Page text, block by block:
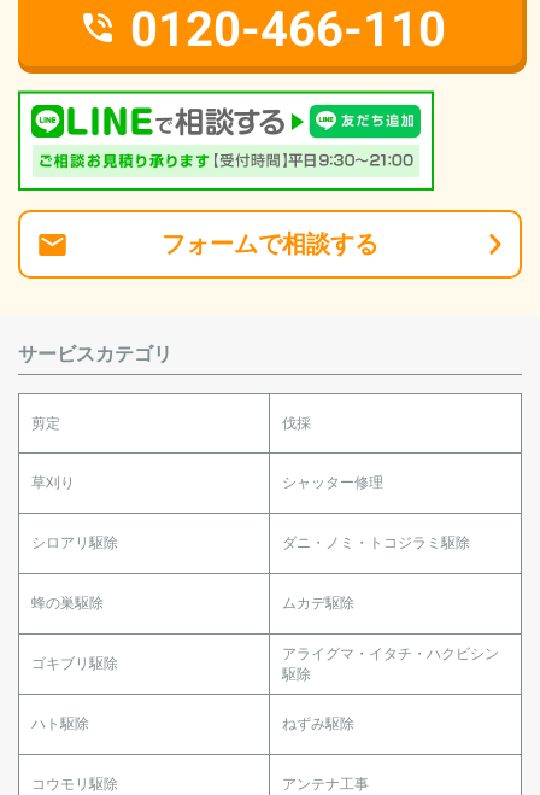
0120-466-110
フォームで相談する
サービスカテゴリ
剪定 伐採
草刈り シャッター修理
シロアリ駆除 ダニ・ノミ・トコジラミ駆除
蜂の巣駆除 ムカデ駆除
ゴキブリ駆除
アライグマ・イタチ・ハクビシン
駆除
ハト駆除 ねずみ駆除
コウモリ駆除 アンテナ工事